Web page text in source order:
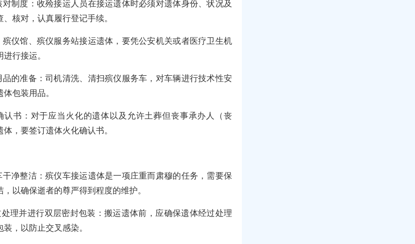
制度：收殓接运人员在接运遗体时必须对遗体身份、状况及
核对，认真履行登记手续。
仪馆、殡仪服务站接运遗体，要凭公安机关或者医疗卫生机
行接运。
的准备：司机清洗、清扫殡仪服务车，对车辆进行技术性安
包装用品。
认书：对于应当火化的遗体以及允许土葬但丧事承办人（丧
，要签订遗体火化确认书。
净整洁：殡仪车接运遗体是一项庄重而肃穆的任务，需要保
以确保逝者的尊严得到程度的维护。
理并进行双层密封包装：搬运遗体前，应确保遗体经过处理
，以防止交叉感染。